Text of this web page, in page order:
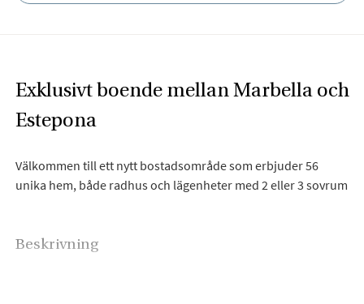
Exklusivt boende mellan Marbella och
Estepona
Välkommen till ett nytt bostadsområde som erbjuder 56
unika hem, både radhus och lägenheter med 2 eller 3 sovrum
Beskrivning